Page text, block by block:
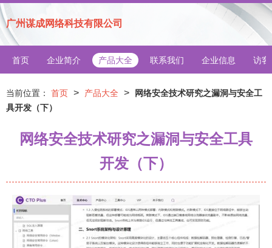
广州谋成网络科技有限公司
首页 企业简介 产品大全 联系我们 企业信息 访客
当前位置： 首页 > 产品大全 >
网络安全技术研究之漏洞与安全工
具开发（下）
网络安全技术研究之漏洞与安全工具
开发（下）